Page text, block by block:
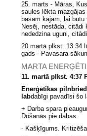
25. marts - Māras,
saules lēkta
basām kājām, lai
Nesēj, nestāda,
nededzina uguni,
20.martā plkst. 13:34
gads - Pavasara
MARTA
11. martā plkst. 4:37
Enerģētikas
labdabīgi pavadīsi šo
+ Darba spara
Došanās pie dabas.
- Kašķīgums.